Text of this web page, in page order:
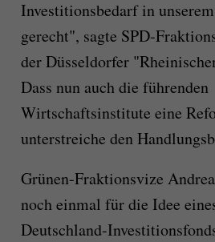
Investitionsbedarf in
gerecht", sagte SPD-
der Düsseldorfer
Dass nun auch die führenden
Wirtschaftsinstitute eine
unterstreiche den
Grünen-Fraktionsvize
noch einmal für die Idee
Deutschland-